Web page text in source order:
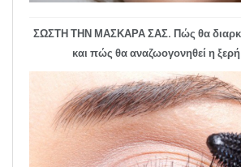
ΣΩΣΤΗ ΤΗΝ ΜΑΣΚΑΡΑ ΣΑΣ. Πώς θα
και πώς θα αναζωογονηθεί η